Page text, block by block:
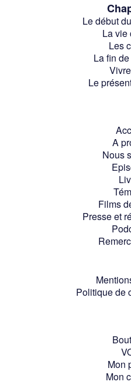
Le début
La vie
Les
La fin
Le
A
Nous
Films
Presse et
Politique de
Mon
Mon